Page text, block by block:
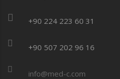
+90 224 223 60 31
+90 507 202 96 16
info@med-c.com